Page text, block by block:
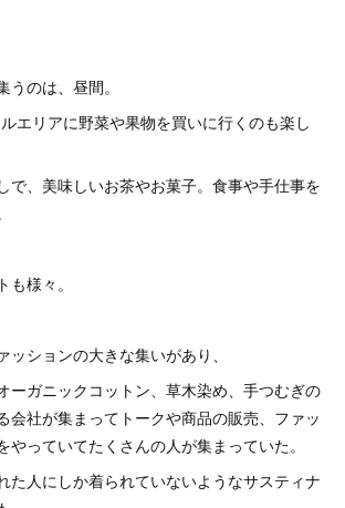
うのは、昼間。
エリアに野菜や果物を買いに行くのも楽し
で、美味しいお茶やお菓子。食事や手仕事を
様々。
ッションの大きな集いがあり、
ーガニックコットン、草木染め、手つむぎの
会社が集まってトークや商品の販売、ファッ
やっていてたくさんの人が集まっていた。
た人にしか着られていないようなサスティナ